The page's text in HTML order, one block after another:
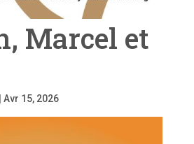
Marcel et
Avr 15, 2026